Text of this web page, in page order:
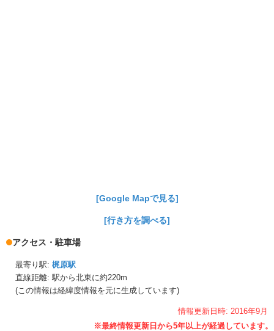
[Google Mapで見る]
[行き方を調べる]
アクセス・駐車場
最寄り駅: 梶原駅
直線距離: 駅から北東に約220m
(この情報は経緯度情報を元に生成しています)
情報更新日時: 2016年9月